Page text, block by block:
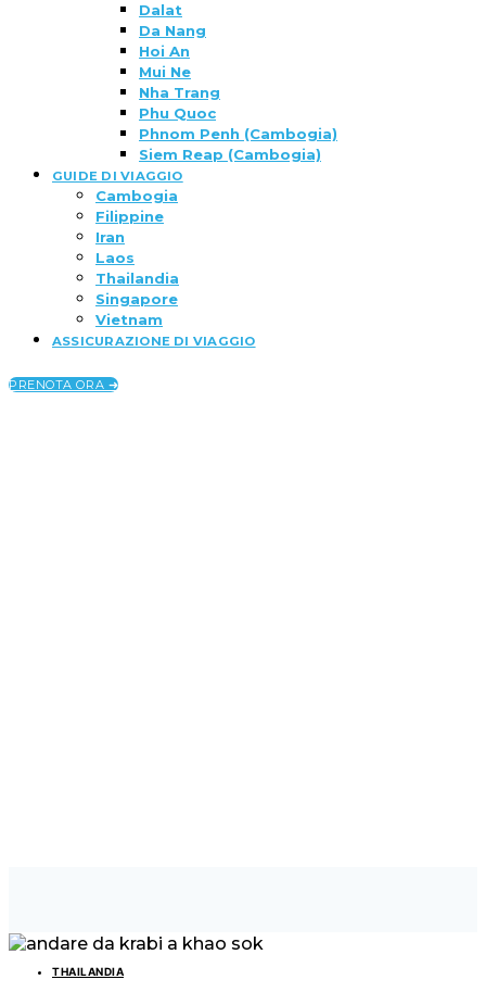
Dalat
Da Nang
Hoi An
Mui Ne
Nha Trang
Phu Quoc
Phnom Penh (Cambogia)
Siem Reap (Cambogia)
GUIDE DI VIAGGIO
Cambogia
Filippine
Iran
Laos
Thailandia
Singapore
Vietnam
ASSICURAZIONE DI VIAGGIO
PRENOTA ORA ➜
THAILANDIA